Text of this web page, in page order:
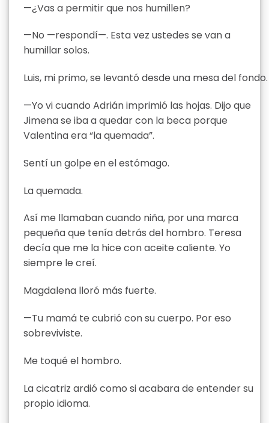
—¿Vas a permitir que nos humillen?
—No —respondí—. Esta vez ustedes se van a
humillar solos.
Luis, mi primo, se levantó desde una mesa del fondo.
—Yo vi cuando Adrián imprimió las hojas. Dijo que
Jimena se iba a quedar con la beca porque
Valentina era “la quemada”.
Sentí un golpe en el estómago.
La quemada.
Así me llamaban cuando niña, por una marca
pequeña que tenía detrás del hombro. Teresa
decía que me la hice con aceite caliente. Yo
siempre le creí.
Magdalena lloró más fuerte.
—Tu mamá te cubrió con su cuerpo. Por eso
sobreviviste.
Me toqué el hombro.
La cicatriz ardió como si acabara de entender su
propio idioma.